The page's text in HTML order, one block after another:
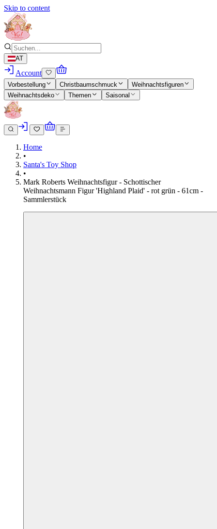
Skip to content
AT
Account
Vorbestellung Christbaumschmuck
Weihnachtsfiguren
Weihnachtsdeko
Themen Saisonal
Home
•
Santa's Toy Shop
•
Mark Roberts Weihnachtsfigur - Schottischer
Weihnachtsmann Figur 'Highland Plaid' - rot grün - 61cm -
Sammlerstück